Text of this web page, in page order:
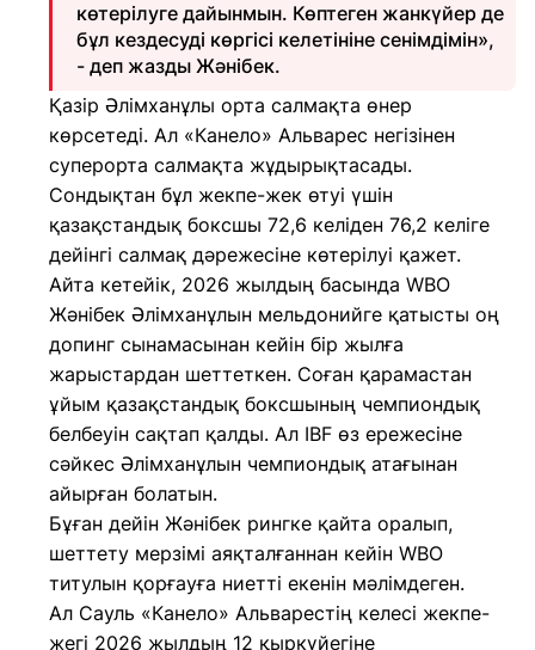
көтерілуге дайынмын. Көптеген жанкүйер де
бұл кездесуді көргісі келетініне сенімдімін»,
- деп жазды Жәнібек.
Қазір Әлімханұлы орта салмақта өнер
көрсетеді. Ал «Канело» Альварес негізінен
суперорта салмақта жұдырықтасады.
Сондықтан бұл жекпе-жек өтуі үшін
қазақстандық боксшы 72,6 келіден 76,2 келіге
дейінгі салмақ дәрежесіне көтерілуі қажет.
Айта кетейік, 2026 жылдың басында WBO
Жәнібек Әлімханұлын мельдонийге қатысты оң
допинг сынамасынан кейін бір жылға
жарыстардан шеттеткен. Соған қарамастан
ұйым қазақстандық боксшының чемпиондық
белбеуін сақтап қалды. Ал IBF өз ережесіне
сәйкес Әлімханұлын чемпиондық атағынан
айырған болатын.
Бұған дейін Жәнібек рингке қайта оралып,
шеттету мерзімі аяқталғаннан кейін WBO
титулын қорғауға ниетті екенін мәлімдеген.
Ал Сауль «Канело» Альварестің келесі жекпе-
жегі 2026 жылдың 12 қыркүйегіне